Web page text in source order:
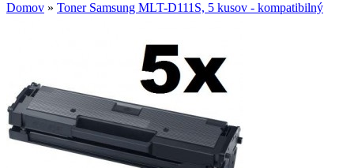
Domov » Toner Samsung MLT-D111S, 5 kusov - kompatibilný